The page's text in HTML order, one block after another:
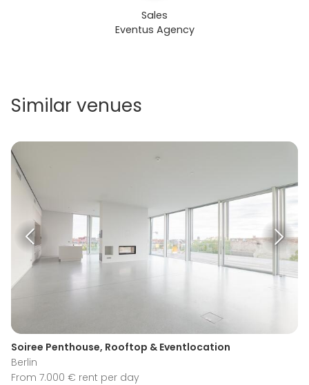
Sales
Eventus Agency
Similar venues
Soiree Penthouse, Rooftop & Eventlocation
Berlin
From 7.000 € rent per day